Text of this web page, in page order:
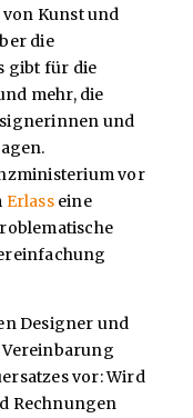
Kunst und
die
gibt für die
mehr, die
und
vor
Erlass eine
Designer und
vor: Wird
Rechnungen